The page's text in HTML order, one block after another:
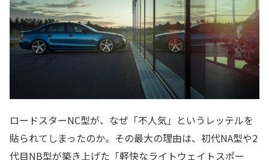
ロードスターNC型が、なぜ「不人気」というレッテルを
貼られてしまったのか。その最大の理由は、初代NA型や2
代目NB型が築き上げた「軽快なライトウェイトスポー